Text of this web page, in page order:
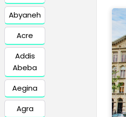
Abyaneh
Acre
Addis
Abeba
Aegina
Agra